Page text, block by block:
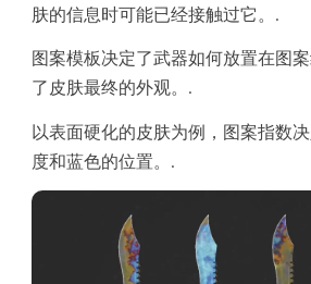
肤的信息时可能已经接触过它。.
图案模板决定了武器如何放置在图
了皮肤最终的外观。.
以表面硬化的皮肤为例，图案指数
度和蓝色的位置。.